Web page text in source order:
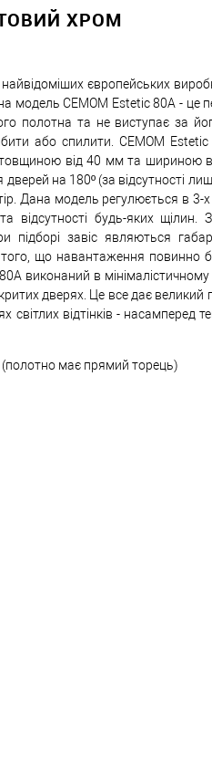
ХРОМ
європейських
модель CEMOM Estetic 80A - це
полотна та не виступає за
або спилити. CEMOM Estetic
від 40 мм та шириною
на 180º (за відсутності
Дана модель регулюється в 3-х
будь-яких щілин.
завіс являються
того, що навантаження повинно
виконаний в
дверях. Це все дає великий
відтінків - насамперед
(полотно має прямий торець)